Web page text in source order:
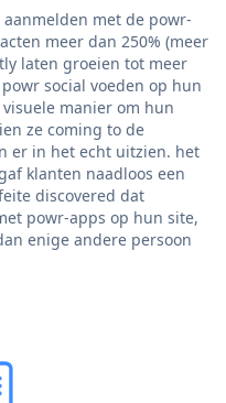
met de powr-
meer dan 250% (meer
laten groeien tot meer
social voeden op hun
manier om hun
ze coming to de
er in het echt uitzien. het
klanten naadloos een
discovered dat
powr-apps op hun site,
enige andere persoon